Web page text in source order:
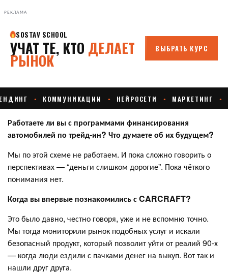
РЕКЛАМА
Работаете ли вы с программами финансирования
автомобилей по трейд-ин? Что думаете об их будущем?
Мы по этой схеме не работаем. И пока сложно говорить о
перспективах — “деньги слишком дорогие”. Пока чёткого
понимания нет.
Когда вы впервые познакомились с CARCRAFT?
Это было давно, честно говоря, уже и не вспомню точно.
Мы тогда мониторили рынок подобных услуг и искали
безопасный продукт, который позволит уйти от реалий 90-х
— когда люди ездили с пачками денег на выкуп. Вот так и
нашли друг друга.